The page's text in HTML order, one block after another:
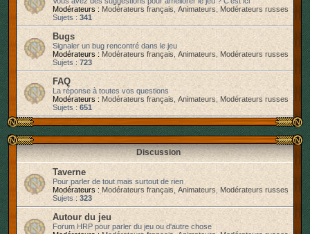
Modérateurs : Modérateurs français Animateurs Modérateurs russes
Sujets : 341
Bugs
Signaler un bug rencontré dans le jeu
Modérateurs : Modérateurs français Animateurs
Modérateurs russes
Sujets : 723
FAQ
La réponse à toutes vos questions
Modérateurs : Modérateurs français Animateurs, Modérateurs russes
Sujets : 651
Discussion
Taverne
Pour parler de tout mais surtout de rien
Modérateurs : Modérateurs français Animateurs
Modérateurs russes
Sujets : 323
Autour du jeu
Forum HRP pour parler du jeu ou d'autre chose